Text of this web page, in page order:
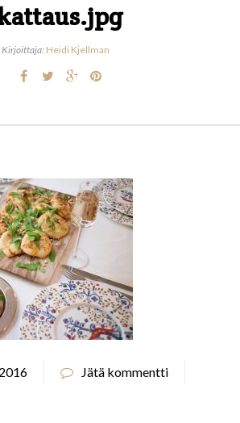
Kirjoittaja: Heidi Kjellman
Jätä kommentti